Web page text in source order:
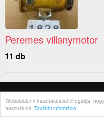
Weboldalunk használatával elfogadja,
használunk. További információ
Peremes villanymotor
11 db
© 2026 Használtat.hu
Rólunk